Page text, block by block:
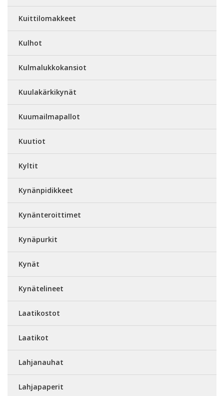
Kuittilomakkeet
Kulhot
Kulmalukkokansiot
Kuulakärkikynät
Kuumailmapallot
Kuutiot
Kyltit
Kynänpidikkeet
Kynänteroittimet
Kynäpurkit
Kynät
Kynätelineet
Laatikostot
Laatikot
Lahjanauhat
Lahjapaperit